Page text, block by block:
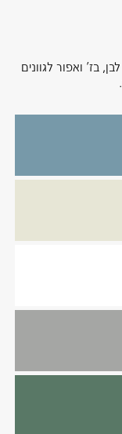
בז’ ואפור לגוונים